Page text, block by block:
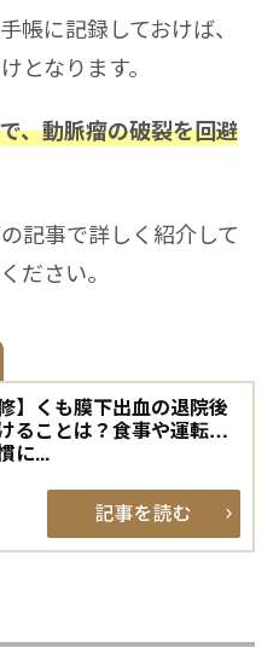
帳に記録しておけば、
となります。
、動脈瘤の破裂を回避
記事で詳しく紹介して
ださい。
】くも膜下出血の退院後
ることは？食事や運転な
に...